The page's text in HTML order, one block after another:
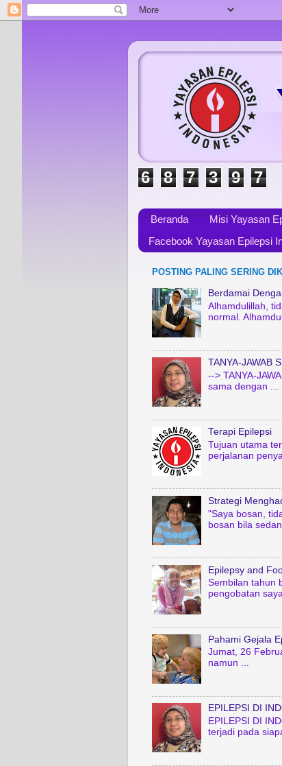
6 8 7 3 9 7
Beranda Misi Yayasan
Facebook Yayasan Epilepsi
POSTING PALING SERING
Berdamai
Alhamdulillah,
normal.
TANYA-JAWAB
--> TANYA-
sama dengan ...
Terapi Epilepsi
Tujuan utama
perjalanan
Strategi
"Saya bosan,
bosan bila
Epilepsy and
Sembilan tahun
pengobatan
Pahami Gejala
Jumat, 26
namun ...
EPILEPSI DI
EPILEPSI DI
terjadi pada